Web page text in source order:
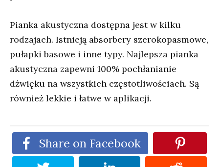
Pianka akustyczna dostępna jest w kilku
rodzajach. Istnieją absorbery szerokopasmowe,
pułapki basowe i inne typy. Najlepsza pianka
akustyczna zapewni 100% pochłanianie
dźwięku na wszystkich częstotliwościach. Są
również lekkie i łatwe w aplikacji.
Share on Facebook